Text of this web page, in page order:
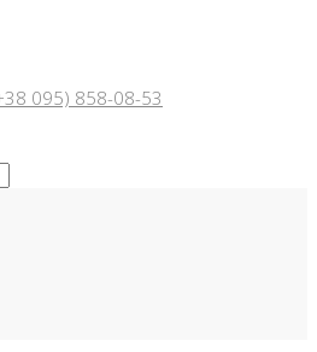
095) 858-08-53